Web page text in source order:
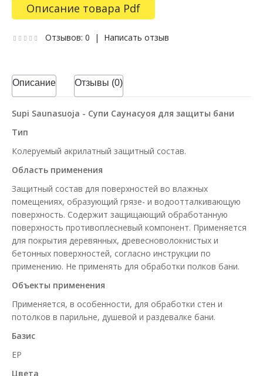
Описание товара Pdf
Отзывов: 0 | Написать отзыв
Описание Отзывы (0)
Supi Saunasuoja - Супи Саунасуоя для защиты бани
Тип
Колеруемый акрилатный защитный состав.
Область применения
Защитный состав для поверхностей во влажных
помещениях, образующий грязе- и водоотталкивающую
поверхность. Содержит защищающий обработанную
поверхность противоплесневый компонент. Применяется
для покрытия деревянных, древесноволокнистых и
бетонных поверхностей, согласно инструкции по
применению. Не применять для обработки полков бани.
Объекты применения
Применяется, в особенности, для обработки стен и
потолков в парильне, душевой и раздевалке бани.
Базис
EP
Цвета